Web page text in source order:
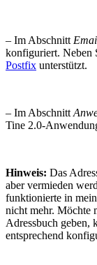
– Im Abschnitt
konfiguriert. Neben
Postfix unterstützt.
– Im Abschnitt
Tine 2.0-
Hinweis: Das
aber vermieden
funktionierte in
nicht mehr. Möchte
Adressbuch geben,
entsprechend